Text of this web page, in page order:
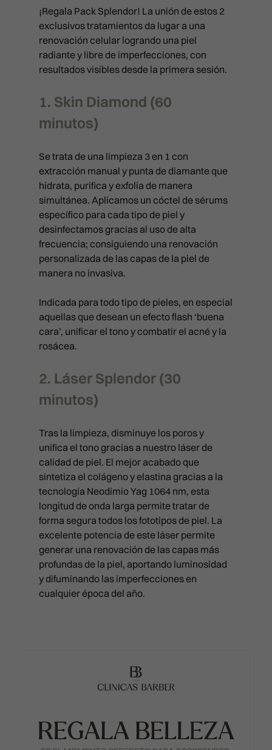
¡Regala Pack Splendor! La unión de estos 2
exclusivos tratamientos da lugar a una
renovación celular logrando una piel
radiante y libre de imperfecciones, con
resultados visibles desde la primera sesión.
1. Skin Diamond (60
minutos)
Se trata de una limpieza 3 en 1 con
extracción manual y punta de diamante que
hidrata, purifica y exfolia de manera
simultánea. Aplicamos un cóctel de sérums
específico para cada tipo de piel y
desinfectamos gracias al uso de alta
frecuencia; consiguiendo una renovación
personalizada de las capas de la piel de
manera no invasiva.
Indicada para todo tipo de pieles, en especial
aquellas que desean un efecto flash ‘buena
cara’, unificar el tono y combatir el acné y la
rosácea.
2. Láser Splendor (30
minutos)
Tras la limpieza, disminuye los poros y
unifica el tono gracias a nuestro láser de
calidad de piel. El mejor acabado que
sintetiza el colágeno y elastina gracias a la
tecnología Neodimio Yag 1064 nm, esta
longitud de onda larga permite tratar de
forma segura todos los fototipos de piel. La
excelente potencia de este láser permite
generar una renovación de las capas más
profundas de la piel, aportando luminosidad
y difuminando las imperfecciones en
cualquier época del año.
TRATAMIENTOS MÉDICOS
MEDICINA ESTÉTICA FACIAL
FULL FACE
TRIÁNGULO INVERTIDO
CAT EYES
CÓDIGO DE BARRAS
LÍNEAS DE MARIONETA
MARCACIÓN MANDIBULAR
MENTÓN CON ÁCIDO
NEUROMODULADORES
PEELING QUÍMICO
PLEXR
PRP FACIAL
RINOMODELACIÓN SIN
SURCO NASOGENIANO
INTRALIPOTERAPIA
PICOLÁSER: ELIMINACIÓN DE
TATUAJES
TRATAMIENTOS
LIMPIEZAS MANUALES
RITUAL SUBLIME
APARATOLOGÍA FACIAL
SKIN DIAMOND
PACK LIFT
PACK BLACK DIAMOND
DERMAPEN
LÁSER SPLENDOR
LÁSER VESSEL
LÁSER Q-LIFT
PICOLÁSER MELASMA
RADIOFRECUENCIA FULL
RADIOFRECUENCIA LEGACY
APARATOLOGÍA CORPORAL
RADIOFRECUENCIA FULL
RADIOFRECUENCIA LEGACY
CAVITACIÓN
PRESOTERAPIA
CAPILAR
TRICOLOGÍA Y PROTOCOLOS
EXOSOMAS
MESOTERAPIA Y VITAMINAS
PRP CAPILAR
PROTOCOLOS ESTÉTICOS
SKINIFICACIÓN CAPILAR PLUS
PACKS
PACK LIFT
PACK BLACK DIAMOND
TARJETA REGALO
LAS PALMAS
BILBAO
PIDE TU CITA
CLÍNICA EN MADRID
Joaquín Costa 24, 28006
911 21 24 27
info@clinicasbarber.com
CLÍNICA EN LAS PALMAS
Pérez Galdós, 28. 35002
Las Palmas de Gran Canaria
911 21 24 27
CLÍNICA EN VALENCIA
info@clinicasbarber.com